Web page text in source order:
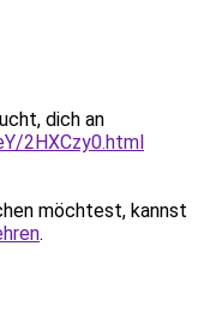
dich an
2HXCzy0.html
möchtest, kannst
.